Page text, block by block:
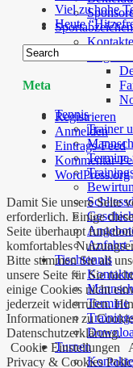
Sportabzeichen
Kontakte
Tennis
Trainer
Termine
Anfahrt
Tischtennis
Kontakte
Termine
Turnen
Kontakte
Viel zu hohe
Heute
Meta
Registrieren
Anmelden
Eintrags-Feed
Kommentar-
WordPress.org
Damit Sie unsere Seite
erforderlich. Einige
Seite überhaupt
komfortables
Bitte stimmen Sie all
unsere Seite für Sie
einige Cookies nicht
jederzeit widerrufen.
Informationen zu
Datenschutzerklärung.
Cookie Einstellungen
Privacy & Cookies